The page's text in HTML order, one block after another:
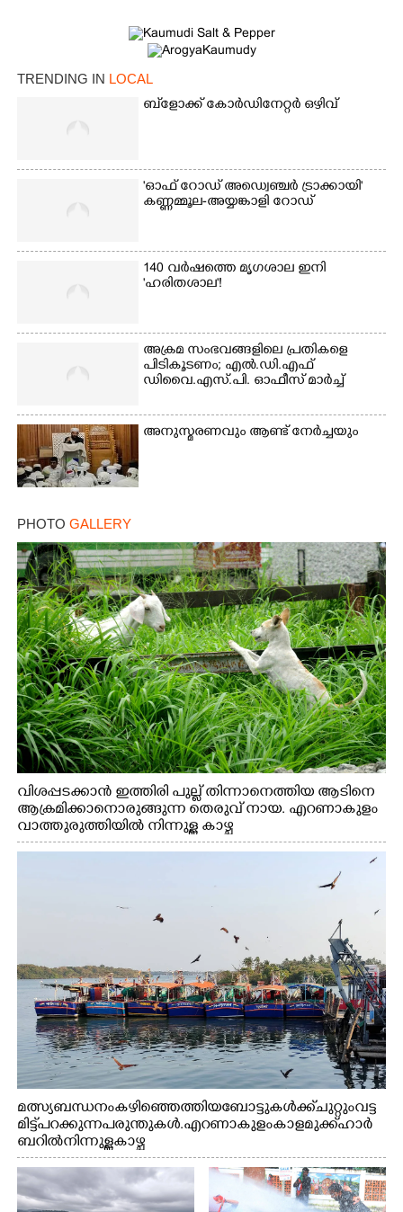
TRENDING IN LOCAL
ബ്‌ളോക്ക് കോർഡിനേറ്റർ ഒഴിവ്
'ഓഫ് റോഡ് അഡ്വെഞ്ചർ ട്രാക്കായി'
കണ്ണമ്മൂല-അയ്യങ്കാളി റോഡ്
140 വർഷത്തെ മൃഗശാല ഇനി
'ഹരിതശാല'!
അക്രമ സംഭവങ്ങളിലെ പ്രതികളെ
പിടികൂടണം; എൽ.ഡി.എഫ്
ഡിവൈ.എസ്.പി. ഓഫീസ് മാർച്ച്
അനുസ്മരണവും ആണ്ട് നേർച്ചയും
PHOTO GALLERY
വിശപ്പടക്കാൻ ഇത്തിരി പുല്ല് തിന്നാനെത്തിയ ആടിനെ
ആക്രമിക്കാനൊരുങ്ങുന്ന തെരുവ് നായ. എറണാകുളം
വാത്തുരുത്തിയിൽ നിന്നുള്ള കാഴ്ച
മത്സ്യബന്ധനം കഴിഞ്ഞെത്തിയ ബോട്ടുകൾക്ക് ചുറ്റും വട്ട
മിട്ട് പറക്കുന്ന പരുന്തുകൾ. എറണാകുളം കാളമുക്ക് ഹാർ
ബറിൽ നിന്നുള്ള കാഴ്ച
Share this link